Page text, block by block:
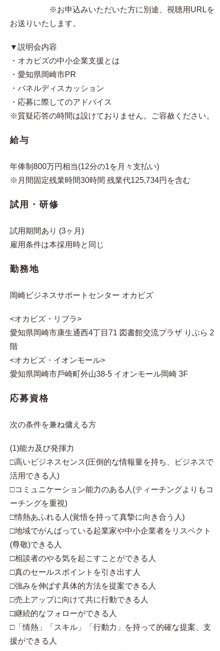
※お申込みいただいた方に別途、視聴用URLを
お送りいたします。
▼説明会内容
・オカビズの中小企業支援とは
・愛知県岡崎市PR
・パネルディスカッション
・応募に際してのアドバイス
※質疑応答の時間は設けておりません。ご容赦ください。
給与
年俸制800万円相当(12分の1を月々支払い)
※月間固定残業時間30時間 残業代125,734円を含む
試用・研修
試用期間あり (3ヶ月)
雇用条件は本採用時と同じ
勤務地
岡崎ビジネスサポートセンター オカビズ
<オカビズ・リブラ>
愛知県岡崎市康生通⻄4丁目71 図書館交流プラザ りぶら 2
階
<オカビズ・イオンモール>
愛知県岡崎市戶崎町外山38-5 イオンモール岡崎 3F
応募資格
次の条件を兼ね傭える方
(1)能カ及び発揮力
□高いビジネスセンス(圧倒的な情報量を持ち、ビジネスで
活用できる人)
□コミュニケーション能力のある人(ティーチングよりもコ
ーチングを重視)
□情熱あふれる人(覚悟を持って真摯に向き合う人)
□地域でがんばっている起業家や中小企業者をリスペクト
(尊敬)できる人
□相談者のやる気を起こすことができる人
□真のセールスポイントを引き出す人
□強みを伸ばす具体的方法を提案できる人
□売上アップに向けて共に行動できる人
□継続的なフォローができる人
□「情熱」「スキル」「行動力」を持って的確な提案、支
援ができる人